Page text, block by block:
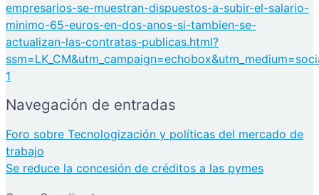
empresarios-se-muestran-dispuestos-a-subir-el-salario-
minimo-65-euros-en-dos-anos-si-tambien-se-
actualizan-las-contratas-publicas.html?
1
Navegación de entradas
Foro sobre Tecnologización y políticas del mercado de
trabajo
Se reduce la concesión de créditos a las pymes